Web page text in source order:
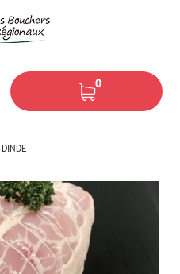
0